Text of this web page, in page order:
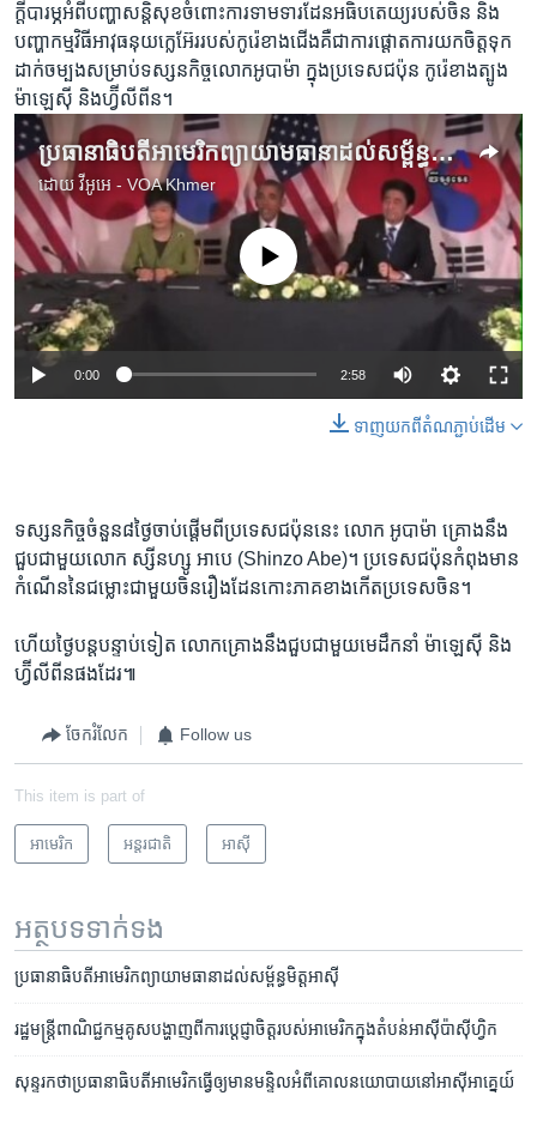
ក្តី​បារម្ភ​អំពី​បញ្ហា​សន្តិសុខ​ចំពោះ​ការ​ទាមទារ​ដែន​អធិបតេយ្យ​របស់​ចិន និង​
បញ្ហា​កម្មវិធី​អាវុធ​នុយក្លេអ៊ែរ​របស់​កូរ៉េ​ខាង​ជើង​គឺ​ជា​ការ​ផ្តោត​ការ​យក​ចិត្ត​ទុក​
ដាក់​ចម្បង​សម្រាប់​ទស្សនកិច្ច​លោក​អូបាម៉ា ក្នុង​ប្រទេស​ជប៉ុន កូរ៉េខាងត្បូង
ម៉ាឡេស៊ី និង​ហ្វ៊ីលីពីន។
ប្រធានាធិបតី​អាមេរិក​ព្យាយាម​ធានា​ដល់​សម្ព័ន្ធមិត្ត​អាស៊ី
ដោយវីអូអេ - VOA Khmer
No media source currently available
0:00 2:58
ទាញ​យក​ពី​តំណភ្ជាប់​ដើម
ទស្សនកិច្ច​ចំនួន​៨​ថ្ងៃ​ចាប់​ផ្តើម​ពី​ប្រទេស​ជប៉ុន​នេះ លោក អូបាម៉ា គ្រោង​នឹង​
ជួប​ជាមួយ​លោក​ ស្សីនហ្សូ អាបេ (Shinzo Abe)។ ប្រទេស​ជប៉ុន​កំពុង​មាន​
កំណើន​នៃ​ជម្លោះ​ជាមួយ​ចិន​រឿង​ដែន​កោះ​ភាគ​ខាង​កើត​ប្រទេស​ចិន។
ហើយ​ថ្ងៃ​បន្តបន្ទាប់​ទៀត លោក​គ្រោង​នឹង​ជួប​ជាមួយ​មេដឹកនាំ​ ម៉ាឡេស៊ី និង​
ហ្វ៊ីលីពីន​ផង​ដែរ៕
ចែករំលែក Follow us
This item is part of
អាមេរិក​ អន្តរជាតិ អាស៊ី
អត្ថបទ​ទាក់ទង
ប្រធានាធិបតី​អាមេរិក​ព្យាយាម​ធានា​ដល់​សម្ព័ន្ធមិត្ត​អាស៊ី
រដ្ឋមន្រ្តី​ពាណិជ្ជកម្ម​​គូស​បង្ហាញ​ពី​ការ​ប្តេជ្ញា​ចិត្ត​របស់​អាមេរិក​ក្នុង​តំបន់​អាស៊ី​ប៉ាស៊ីហ្វិក
សុន្ទរកថា​ប្រធានាធិបតី​អាមេរិក​ធ្វើ​ឲ្យ​មាន​មន្ទិល​អំពី​គោល​នយោបាយ​នៅ​អាស៊ីអាគ្នេយ៍